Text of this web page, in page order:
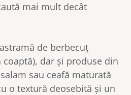
mai mult decât
de berbecuț
dar și produse din
sau ceafă maturată
o textură deosebită și un